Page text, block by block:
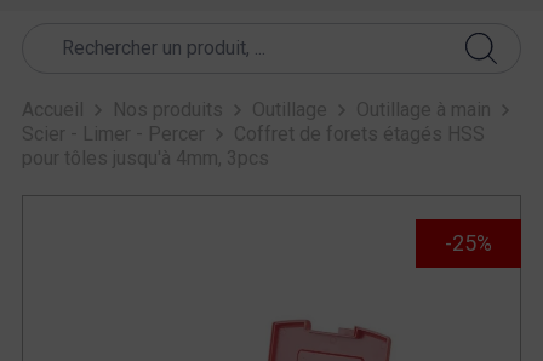
Accueil Nos produits Outillage
Outillage à main
Scier - Limer - Percer
Coffret de forets étagés HSS
pour tôles jusqu'à 4mm, 3pcs
-25%